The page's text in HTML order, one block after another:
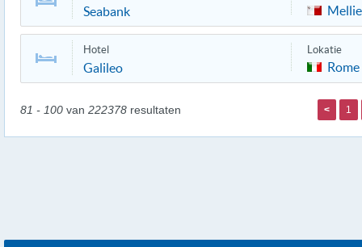
Seabank
Hotel
Galileo
Lokatie
Rome
81 - 100 van 222378 resultaten < 1